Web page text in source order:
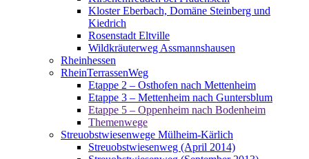
Kloster Eberbach, Domäne Steinberg und
Kiedrich
Rosenstadt Eltville
Wildkräuterweg Assmannshausen
Rheinhessen
RheinTerrassenWeg
Etappe 2 – Osthofen nach Mettenheim
Etappe 3 – Mettenheim nach Guntersblum
Etappe 5 – Oppenheim nach Bodenheim
Themenwege
Streuobstwiesenwege Mülheim-Kärlich
Streuobstwiesenweg (April 2014)